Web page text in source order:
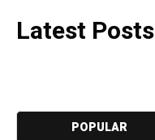
Latest Posts
POPULAR